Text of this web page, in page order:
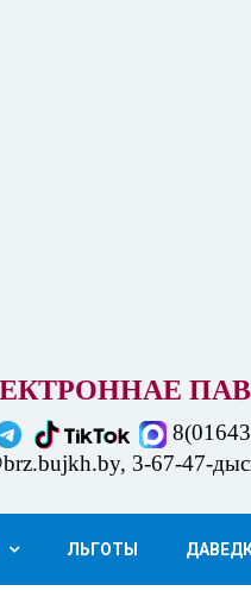
3-67-47-
ЛЬГОТЫ